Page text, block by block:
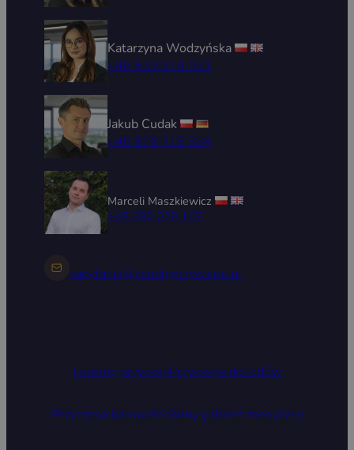
Katarzyna Wodzyńska
+48 539 314 031
Jakub Cudak
+48 576 715 894
Marceli Maszkiewicz
+48 696 029 167
zapytania@zbudujprzyczepe.pl
Leasing przyczepPrzyczepa do lodów
Przyczepa barowaMobilny gabinet medyczny